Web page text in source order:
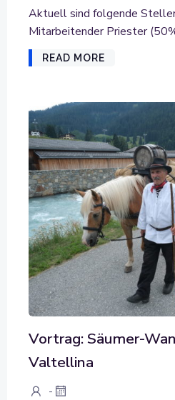
Aktuell sind folgende
Mitarbeitender Priester
READ MORE
Vortrag: Säumer-
Valtellina
-